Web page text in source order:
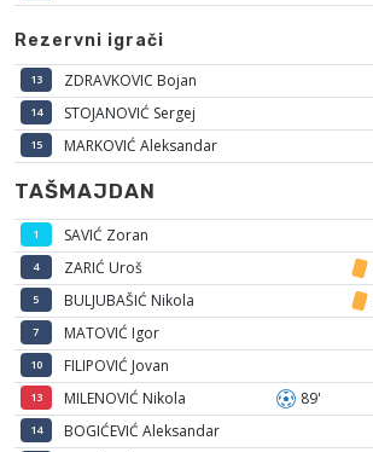
Rezervni igrači
13 ZDRAVKOVIC Bojan
14 STOJANOVIĆ Sergej
15 MARKOVIĆ Aleksandar
TAŠMAJDAN
1 SAVIĆ Zoran
4 ZARIĆ Uroš
5 BULJUBAŠIĆ Nikola
7 MATOVIĆ Igor
10 FILIPOVIĆ Jovan
13 MILENOVIĆ Nikola 89'
14 BOGIĆEVIĆ Aleksandar